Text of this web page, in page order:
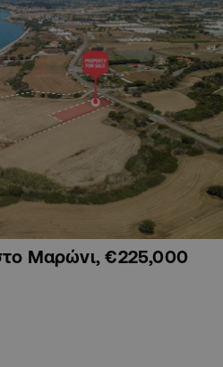
Μαρώνι, €225,000